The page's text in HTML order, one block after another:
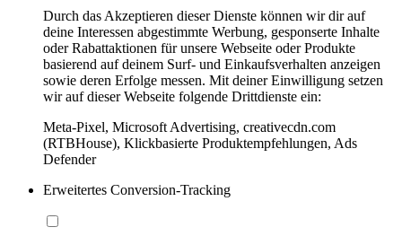
Durch das Akzeptieren dieser Dienste können wir dir auf
deine Interessen abgestimmte Werbung, gesponserte Inhalte
oder Rabattaktionen für unsere Webseite oder Produkte
basierend auf deinem Surf- und Einkaufsverhalten anzeigen
sowie deren Erfolge messen. Mit deiner Einwilligung setzen
wir auf dieser Webseite folgende Drittdienste ein:
Meta-Pixel, Microsoft Advertising, creativecdn.com
(RTBHouse), Klickbasierte Produktempfehlungen, Ads
Defender
Erweitertes Conversion-Tracking